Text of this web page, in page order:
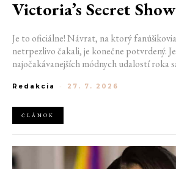
Victoria’s Secret
Je to oficiálne! Návrat, na ktorý
netrpezlivo čakali, je konečne potvrdený.
najočakávanejších módnych udalostí roka
veľké novinky. Organizátori už prezradili
prejde po ikonickom móle.
Redakcia - 27. 7. 2026
ČLÁNOK